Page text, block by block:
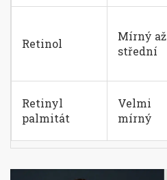
Retinol
Mírný až
střední
Retinyl
palmitát
Velmi
mírný